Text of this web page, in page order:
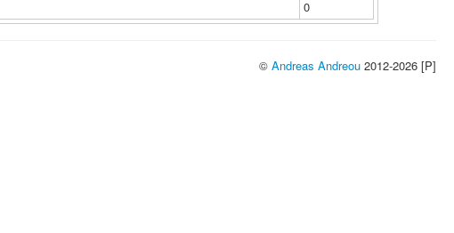
0
© Andreas Andreou 2012-2026 [P]